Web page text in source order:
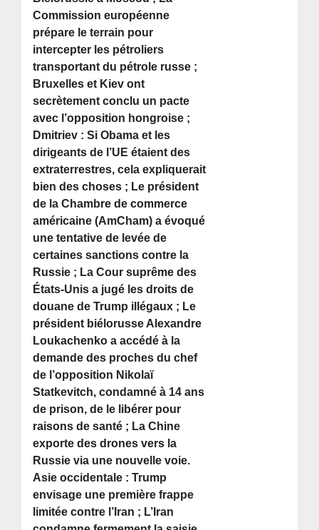
Commission européenne
prépare le terrain pour
intercepter les pétroliers
transportant du pétrole russe ;
Bruxelles et Kiev ont
secrètement conclu un pacte
avec l’opposition hongroise ;
Dmitriev : Si Obama et les
dirigeants de l’UE étaient des
extraterrestres, cela expliquerait
bien des choses ; Le président
de la Chambre de commerce
américaine (AmCham) a évoqué
une tentative de levée de
certaines sanctions contre la
Russie ; La Cour suprême des
États-Unis a jugé les droits de
douane de Trump illégaux ; Le
président biélorusse Alexandre
Loukachenko a accédé à la
demande des proches du chef
de l’opposition Nikolaï
Statkevitch, condamné à 14 ans
de prison, de le libérer pour
raisons de santé ; La Chine
exporte des drones vers la
Russie via une nouvelle voie.
Asie occidentale : Trump
envisage une première frappe
limitée contre l’Iran ; L’Iran